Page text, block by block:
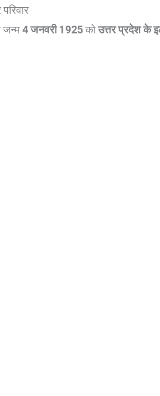
जन्म4 जनवरी 1925कोउत्तर प्रदेश के